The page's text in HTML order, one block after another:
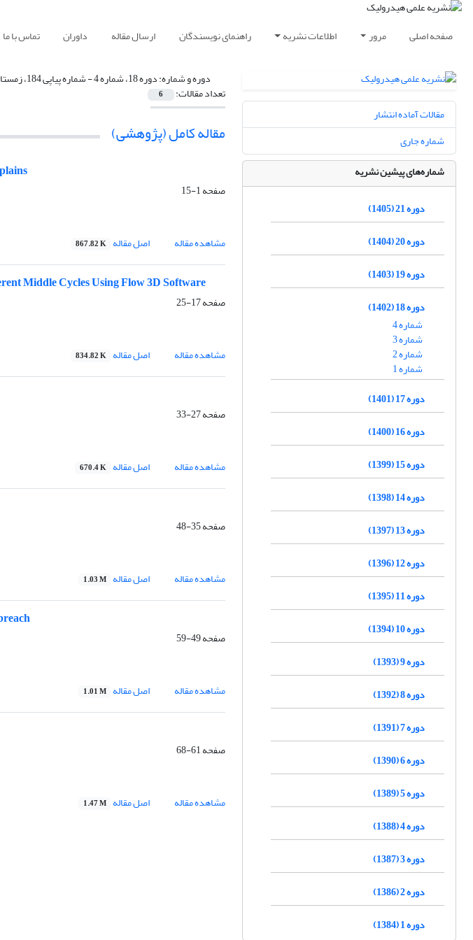
صفحه اصلی مرور اطلاعات نشریه راهنمای نویسندگان ارسال مقاله داوران تماس با ما
دوره و شماره:دوره 18، شماره 4 - شماره پیاپی 184، زمستان 1402، صفحه 1-68
تعداد مقالات: 6
مقاله کامل (پژوهشی)
صفحه1-15
مشاهده مقاله
اصل مقاله 867.82 K
Middle Cycles Using Flow 3D Software
صفحه17-25
مشاهده مقاله
اصل مقاله 834.82 K
صفحه27-33
مشاهده مقاله
اصل مقاله 670.4 K
صفحه35-48
مشاهده مقاله
اصل مقاله 1.03 M
صفحه49-59
مشاهده مقاله
اصل مقاله 1.01 M
صفحه61-68
مشاهده مقاله
اصل مقاله 1.47 M
مقالات آماده انتشار
شماره جاری
شماره‌های پیشین نشریه
دوره 21 (1405)
دوره 20 (1404)
دوره 19 (1403)
دوره 18 (1402)
شماره 4
شماره 3
شماره 2
شماره 1
دوره 17 (1401)
دوره 16 (1400)
دوره 15 (1399)
دوره 14 (1398)
دوره 13 (1397)
دوره 12 (1396)
دوره 11 (1395)
دوره 10 (1394)
دوره 9 (1393)
دوره 8 (1392)
دوره 7 (1391)
دوره 6 (1390)
دوره 5 (1389)
دوره 4 (1388)
دوره 3 (1387)
دوره 2 (1386)
دوره 1 (1384)